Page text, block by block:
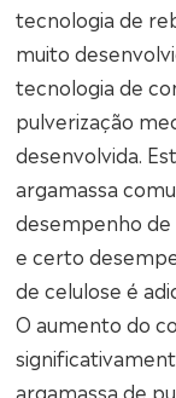
tecnologia de
muito
tecnologia de
pulverização
desenvolvida.
argamassa
desempenho de
e certo
de celulose é
O aumento do
argamassa de